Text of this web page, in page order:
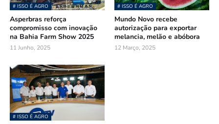
# ISSO É AGRO
Asperbras reforça
compromisso com inovação
na Bahia Farm Show 2025
11 Junho, 2025
# ISSO É AGRO
Mundo Novo recebe
autorização para exportar
melancia, melão e abóbora
12 Março, 2025
# ISSO É AGRO